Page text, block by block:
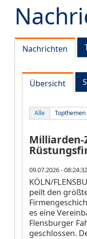
Nachrichten
Übersicht
Alle Topthemen
09.07.2026 - 08:24:32
KÖLN/
peilt den
es eine
Flensburger
geschlossen.